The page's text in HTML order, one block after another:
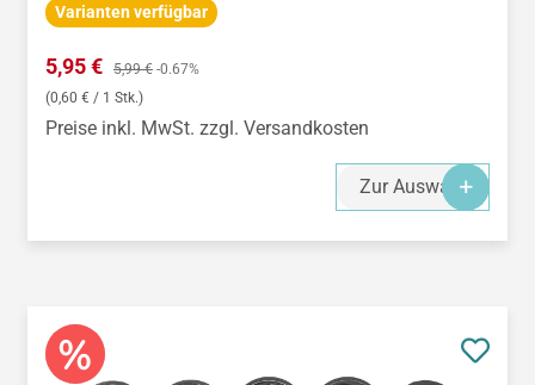
Varianten verfügbar
Verkaufspreis:
5,95 € Regulärer Preis:
5,99 € -0.67%
(0,60 € / 1 Stk.)
Preise inkl. MwSt. zzgl. Versandkosten
Zur Auswahl